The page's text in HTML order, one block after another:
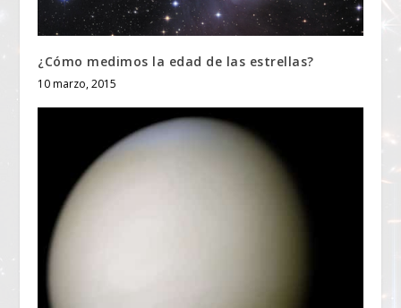
¿Cómo medimos la edad de las estrellas?
10 marzo, 2015